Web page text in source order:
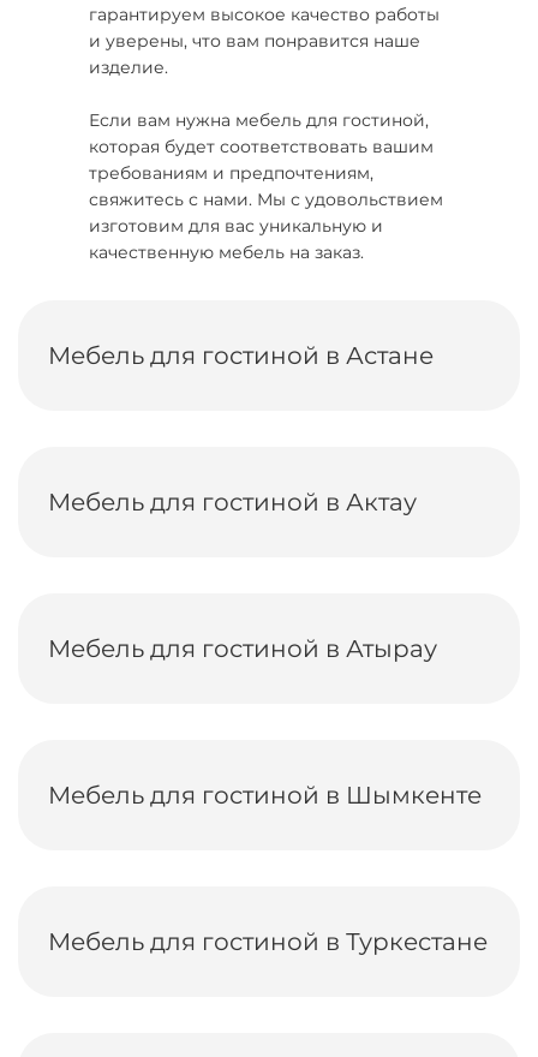
гарантируем высокое качество работы
и уверены, что вам понравится наше
изделие.
Если вам нужна мебель для гостиной,
которая будет соответствовать вашим
требованиям и предпочтениям,
свяжитесь с нами. Мы с удовольствием
изготовим для вас уникальную и
качественную мебель на заказ.
Мебель для гостиной в Астане
Мебель для гостиной в Актау
Мебель для гостиной в Атырау
Мебель для гостиной в Шымкенте
Мебель для гостиной в Туркестане